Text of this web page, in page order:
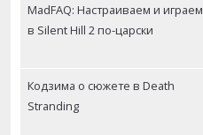
MadFAQ: Настраиваем и играем
в Silent Hill 2 по-царски
Кодзима о сюжете в Death
Stranding